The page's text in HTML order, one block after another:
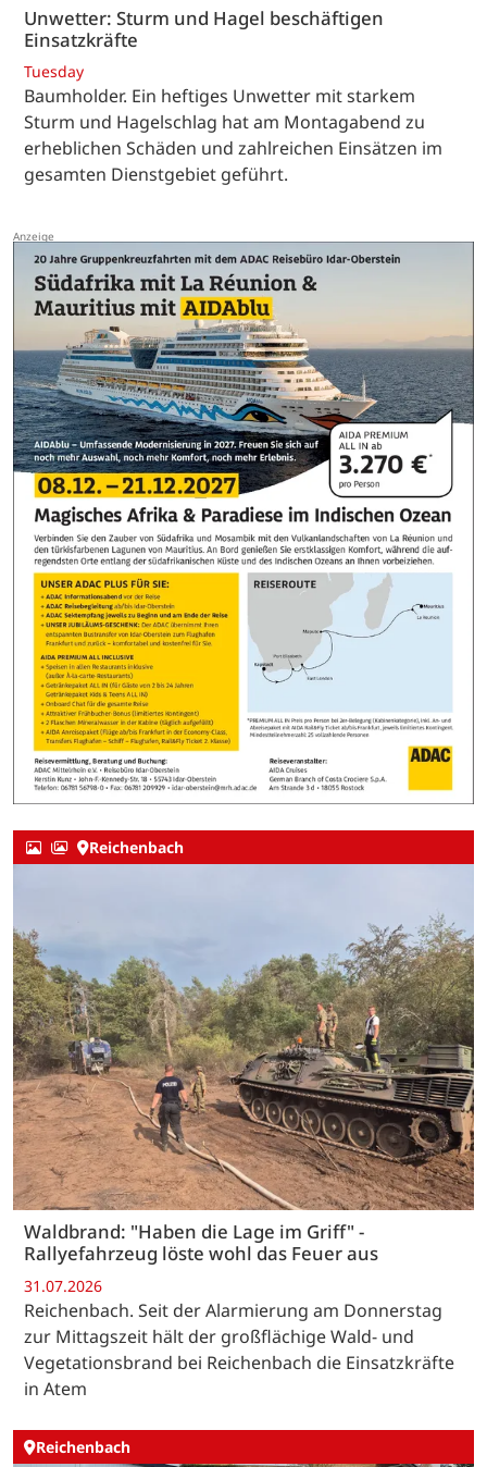
Unwetter: Sturm und Hagel beschäftigen
Einsatzkräfte
Tuesday
Baumholder. Ein heftiges Unwetter mit starkem
Sturm und Hagelschlag hat am Montagabend zu
erheblichen Schäden und zahlreichen Einsätzen im
gesamten Dienstgebiet geführt.
Reichenbach
Waldbrand: "Haben die Lage im Griff" -
Rallyefahrzeug löste wohl das Feuer aus
31.07.2026
Reichenbach. Seit der Alarmierung am Donnerstag
zur Mittagszeit hält der großflächige Wald- und
Vegetationsbrand bei Reichenbach die Einsatzkräfte
in Atem
Reichenbach